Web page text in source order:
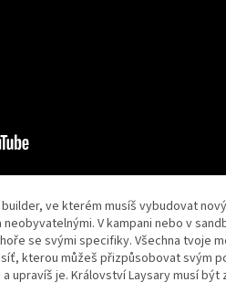
ve kterém musíš vybudovat
V kampani nebo v
se svými specifiky. Všechna tvoje
kterou můžeš přizpůsobovat svým
upravíš je. Království Laysary musí být